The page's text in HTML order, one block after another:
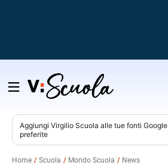
Salta
contenuto
Aggiungi Virgilio Scuola alle tue fonti Google
preferite
Home Scuola Mondo Scuola News